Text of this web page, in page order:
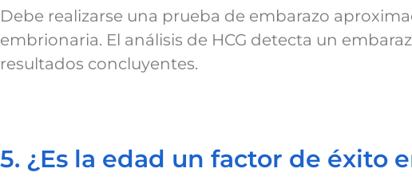
Debe realizarse una prueba de embarazo
embrionaria. El análisis de HCG detecta un
resultados concluyentes.
5. ¿Es la edad un factor de éxito